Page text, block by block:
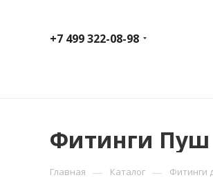
+7 499 322-08-98
Фитинги Пуш
Главная — Каталог — Фитинги